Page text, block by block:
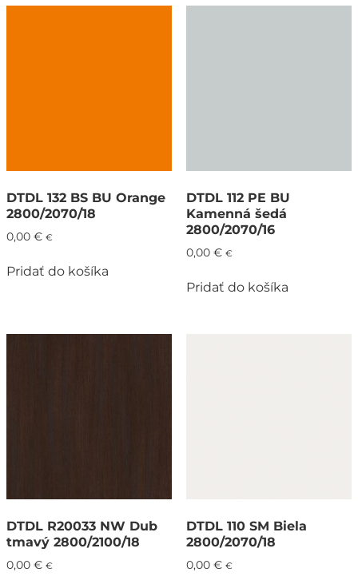
DTDL 132 BS BU Orange
2800/2070/18
0,00 € €
Pridať do košíka
DTDL 112 PE BU
Kamenná šedá
2800/2070/16
0,00 € €
Pridať do košíka
DTDL R20033 NW Dub
tmavý 2800/2100/18
0,00 € €
DTDL 110 SM Biela
2800/2070/18
0,00 € €